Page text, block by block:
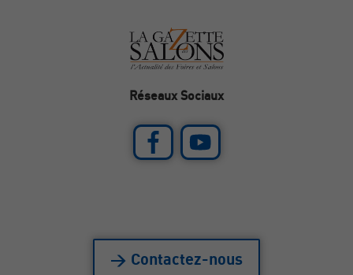
Réseaux Sociaux
> Contactez-nous